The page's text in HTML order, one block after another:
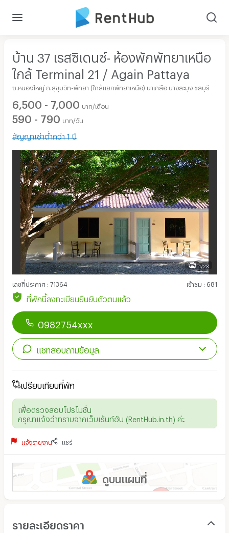
บ้าน 37 เรสซิเดนซ์- ห้องพักพัทยาเหนือ
ใกล้ Terminal 21 / Again Pattaya
ซ.หนองใหญ่ ถ.สุขุมวิท-พัทยา (ใกล้แยกพัทยาเหนือ) นาเกลือ บางละมุง ชลบุรี
6,500 - 7,000 บาท/เดือน
590 - 790 บาท/วัน
สัญญาเช่าต่ำกว่า 1 ปี
1/23
เลขที่ประกาศ : 71364 เข้าชม : 681
ที่พักนี้ลงทะเบียนยืนยันตัวตนแล้ว
0982754xxx
แชทสอบถามข้อมูล
เปรียบเทียบที่พัก
เพื่อตรวจสอบโปรโมชั่น
กรุณาแจ้งว่าทราบจากเว็บเร้นท์ฮับ (RentHub.in.th) ค่ะ
แจ้งรายงาน แชร์
ดูบนแผนที่
รายละเอียดราคา